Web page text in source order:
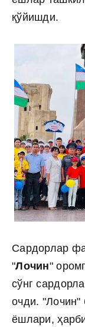
қўйишди.
Сардорлар
"Лочин"
сўнг
очди. "Лочин"
ёшлари,